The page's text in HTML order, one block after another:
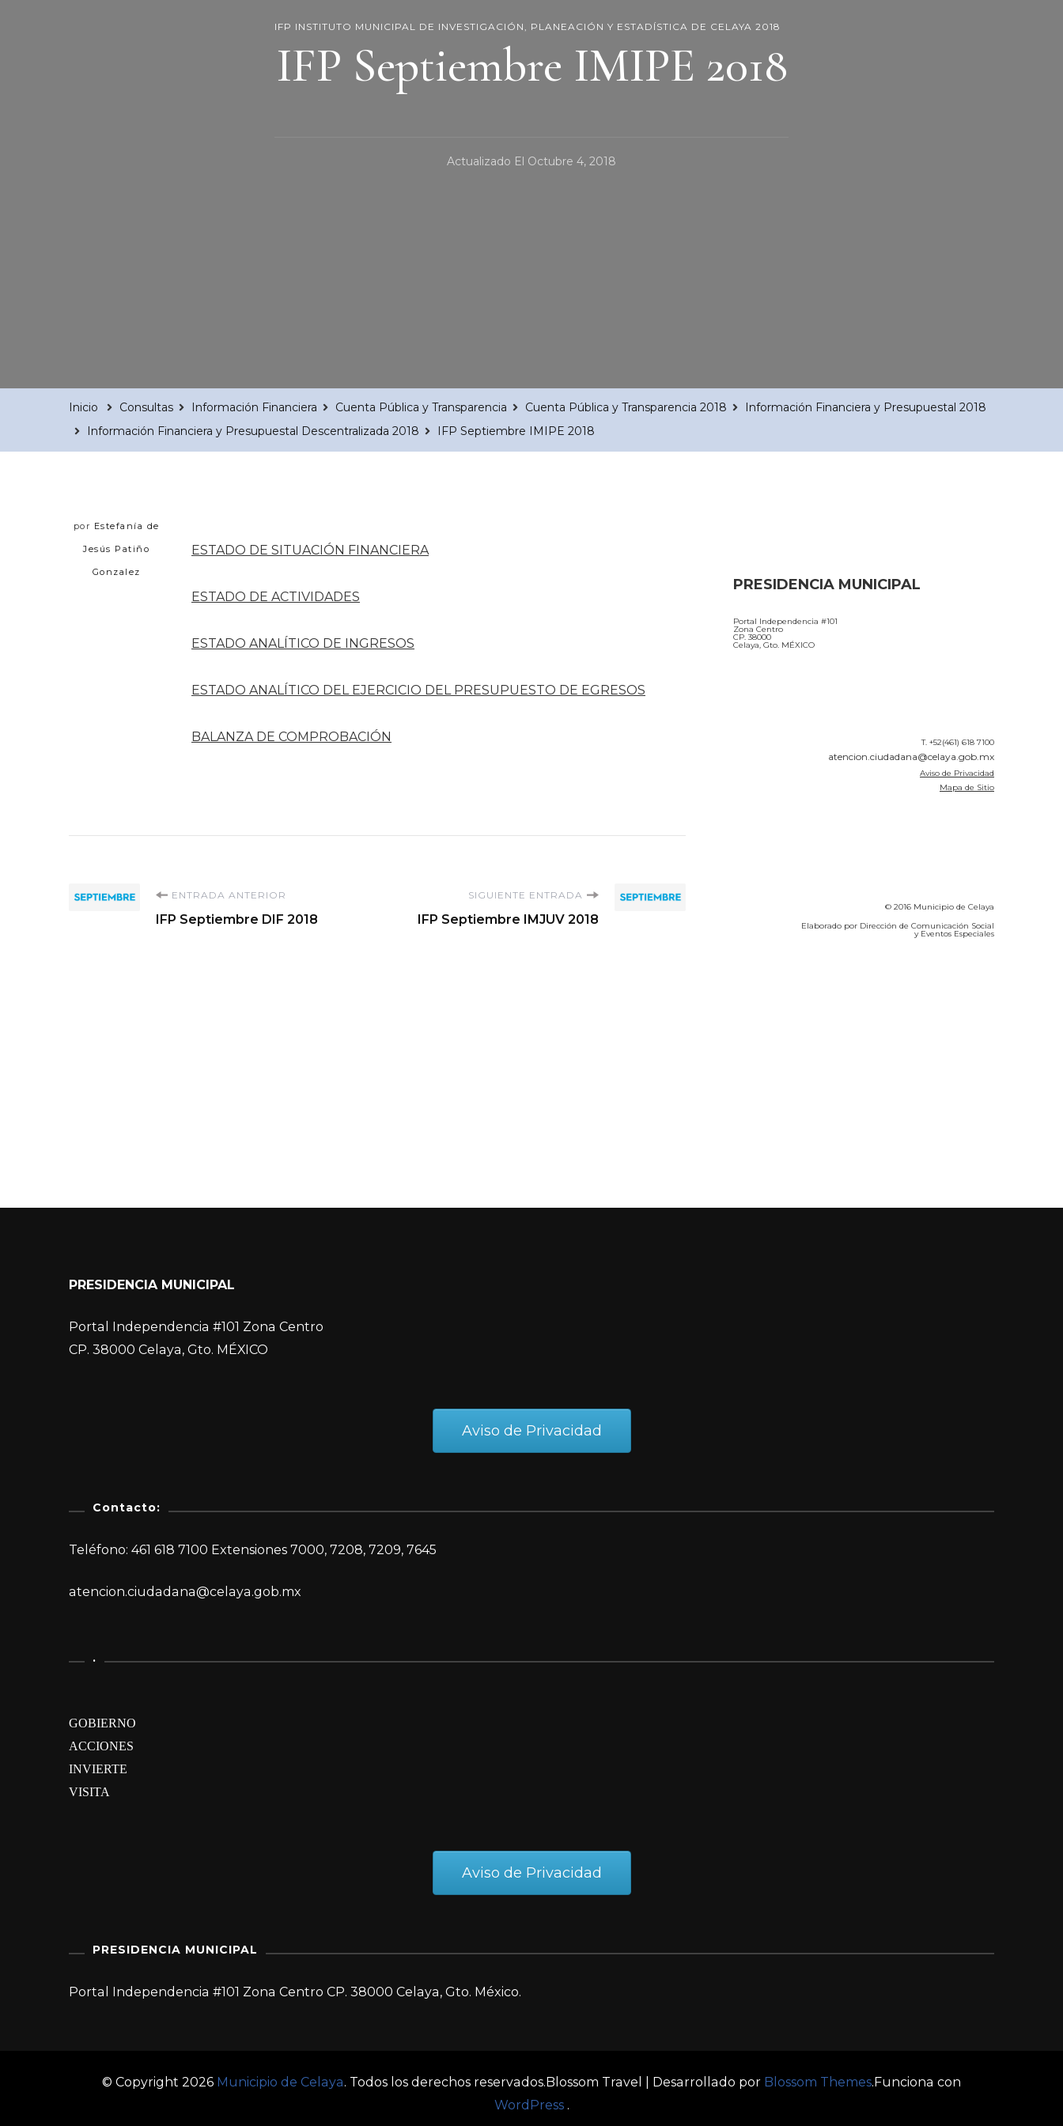
IFP INSTITUTO MUNICIPAL DE INVESTIGACIÓN, PLANEACIÓN Y ESTADÍSTICA DE CELAYA 2018
IFP Septiembre IMIPE 2018
Actualizado El Octubre 4, 2018
Inicio Consultas Información Financiera Cuenta Pública y Transparencia Cuenta Pública y Transparencia 2018
Información Financiera y Presupuestal 2018
Información Financiera y Presupuestal Descentralizada 2018
IFP Septiembre IMIPE 2018
por Estefanía de
Jesús Patiño
Gonzalez
ESTADO DE SITUACIÓN FINANCIERA
ESTADO DE ACTIVIDADES
ESTADO ANALÍTICO DE INGRESOS
ESTADO ANALÍTICO DEL EJERCICIO DEL PRESUPUESTO DE EGRESOS
BALANZA DE COMPROBACIÓN
Navegación
ENTRADA ANTERIOR
IFP Septiembre DIF 2018
SIGUIENTE ENTRADA
IFP Septiembre IMJUV 2018
PRESIDENCIA MUNICIPAL
Portal Independencia #101
Zona Centro
CP. 38000
Celaya, Gto. MÉXICO
T. +52(461) 618 7100
atencion.ciudadana@celaya.gob.mx
Aviso de Privacidad
Mapa de Sitio
© 2016 Municipio de Celaya
Elaborado por Dirección de Comunicación Social
y Eventos Especiales
PRESIDENCIA MUNICIPAL
Portal Independencia #101 Zona Centro
CP. 38000 Celaya, Gto. MÉXICO
Aviso de Privacidad
Contacto:
Teléfono: 461 618 7100 Extensiones 7000, 7208, 7209, 7645
atencion.ciudadana@celaya.gob.mx
.
GOBIERNO
ACCIONES
INVIERTE
VISITA
Aviso de Privacidad
PRESIDENCIA MUNICIPAL
Portal Independencia #101 Zona Centro CP. 38000 Celaya, Gto. México.
© Copyright 2026 Municipio de Celaya. Todos los derechos reservados. Blossom Travel | Desarrollado por Blossom Themes.Funciona con
WordPress.